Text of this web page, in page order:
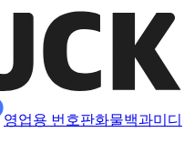
영업용 번호판화물백과미디